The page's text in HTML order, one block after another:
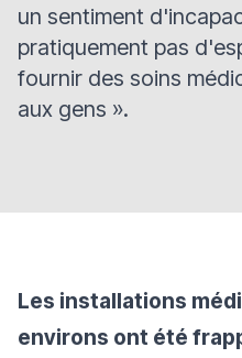
un sentiment
pratiquement pas
fournir des soins
aux gens ».
Les installations
environs ont été